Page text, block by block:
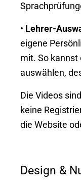
• Lehrer-
eigene
mit. So kannst
auswählen,
Die Videos
keine
die Website
Design &